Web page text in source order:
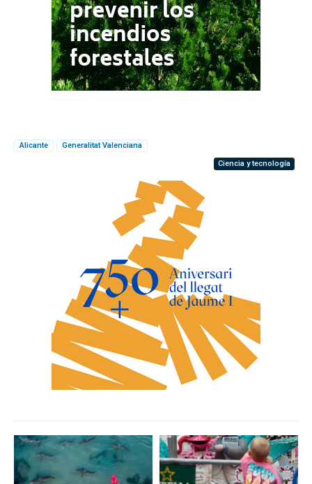
Alicante
Generalitat Valenciana
Ciencia y tecnología